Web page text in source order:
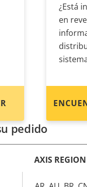
¿Está
en
pedido
AXIS REGION